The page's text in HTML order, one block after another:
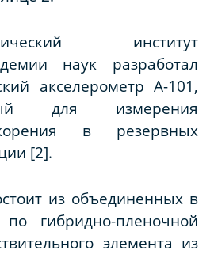
институт
наук разработал
акселерометр А-101,
для измерения
в резервных
[2].
из объединенных в
гибридно-пленочной
элемента из